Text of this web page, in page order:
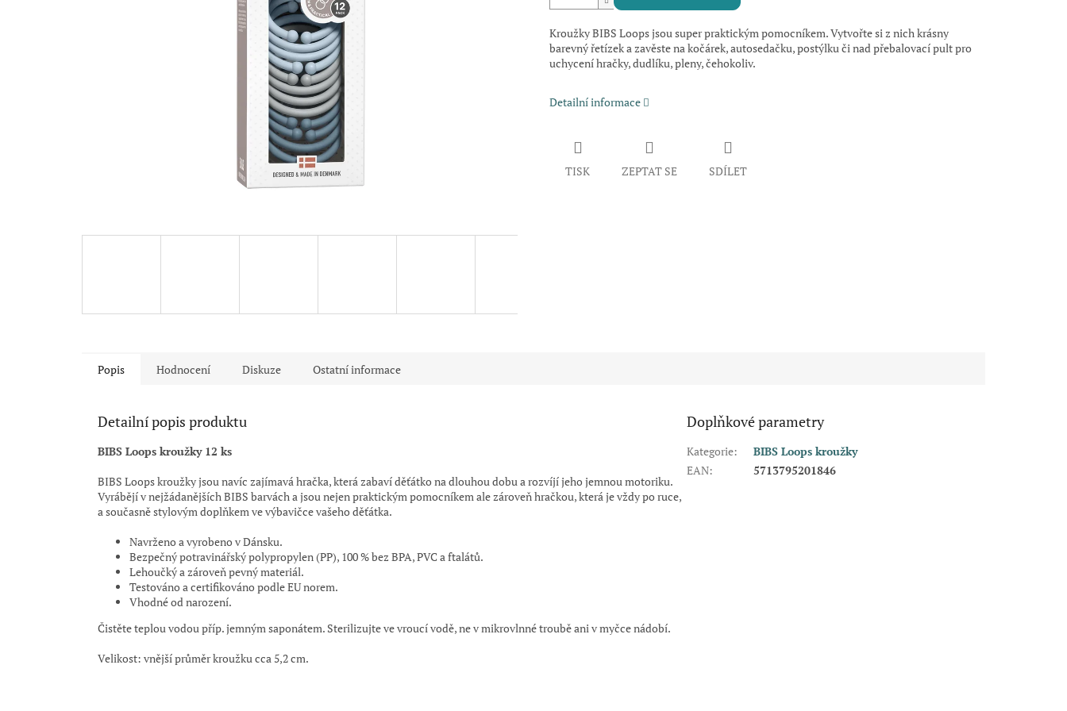
Kroužky BIBS Loops jsou super praktickým pomocníkem. Vytvořte si z nich krásny
barevný řetízek a zavěste na kočárek, autosedačku, postýlku či nad přebalovací pult pro
uchycení hračky, dudlíku, pleny, čehokoliv.
Detailní informace
TISK ZEPTAT SE SDÍLET
Popis Hodnocení Diskuze Ostatní informace
Detailní popis produktu
BIBS Loops kroužky 12 ks
BIBS Loops kroužky jsou navíc zajímavá hračka, která zabaví děťátko na dlouhou dobu a rozvíjí jeho jemnou motoriku.
Vyrábějí v nejžádanějších BIBS barvách a jsou nejen praktickým pomocníkem ale zároveň hračkou, která je vždy po ruce,
a současně stylovým doplňkem ve výbavičce vašeho děťátka.
Navrženo a vyrobeno v Dánsku.
Bezpečný potravinářský polypropylen (PP), 100 % bez BPA, PVC a ftalátů.
Lehoučký a zároveň pevný materiál.
Testováno a certifikováno podle EU norem.
Vhodné od narození.
Čistěte teplou vodou příp. jemným saponátem. Sterilizujte ve vroucí vodě, ne v mikrovlnné troubě ani v myčce nádobí.
Velikost: vnější průměr kroužku cca 5,2 cm.
Doplňkové parametry
Kategorie:
BIBS Loops kroužky
EAN: 5713795201846